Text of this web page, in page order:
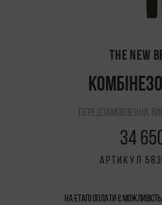
THE NEW
передзамовлення,
34
АРТИКУЛ
На етапі оплати є